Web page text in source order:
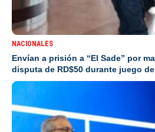
NACIONALES
Envían a prisión a “El Sade” por
disputa de RD$50 durante juego